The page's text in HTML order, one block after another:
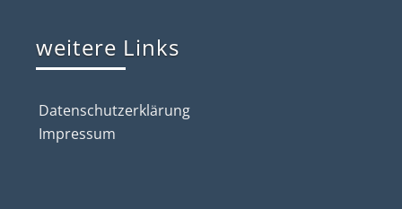
weitere Links
Datenschutzerklärung
Impressum